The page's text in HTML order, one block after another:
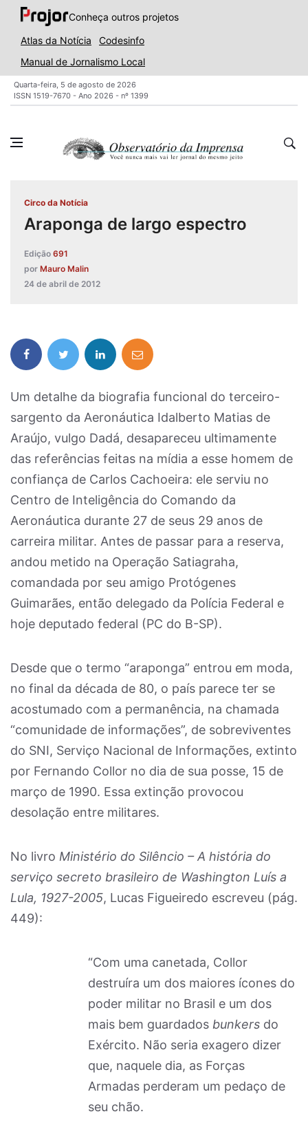
Conheça outros projetos
Atlas da Notícia
Codesinfo
Manual de Jornalismo Local
Quarta-feira, 5 de agosto de 2026
ISSN 1519-7670 - Ano 2026 - nº 1399
Circo da Notícia
Araponga de largo espectro
Edição 691
por Mauro Malin
24 de abril de 2012
Um detalhe da biografia funcional do terceiro-
sargento da Aeronáutica Idalberto Matias de
Araújo, vulgo Dadá, desapareceu ultimamente
das referências feitas na mídia a esse homem de
confiança de Carlos Cachoeira: ele serviu no
Centro de Inteligência do Comando da
Aeronáutica durante 27 de seus 29 anos de
carreira militar. Antes de passar para a reserva,
andou metido na Operação Satiagraha,
comandada por seu amigo Protógenes
Guimarães, então delegado da Polícia Federal e
hoje deputado federal (PC do B-SP).
Desde que o termo “araponga” entrou em moda,
no final da década de 80, o país parece ter se
acostumado com a permanência, na chamada
“comunidade de informações”, de sobreviventes
do SNI, Serviço Nacional de Informações, extinto
por Fernando Collor no dia de sua posse, 15 de
março de 1990. Essa extinção provocou
desolação entre militares.
No livro Ministério do Silêncio – A história do
serviço secreto brasileiro de Washington Luís a
Lula, 1927-2005, Lucas Figueiredo escreveu (pág.
449):
“Com uma canetada, Collor
destruíra um dos maiores ícones do
poder militar no Brasil e um dos
mais bem guardados bunkers do
Exército. Não seria exagero dizer
que, naquele dia, as Forças
Armadas perderam um pedaço de
seu chão.